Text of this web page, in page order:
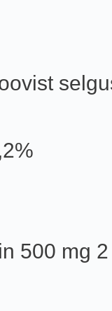
500 mg